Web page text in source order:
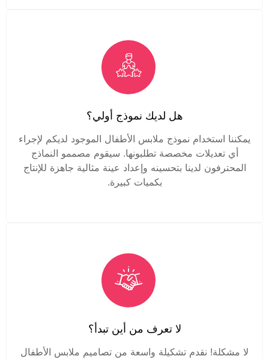
هل لديك نموذج أولي؟
يمكننا استخدام نموذج ملابس الأطفال الموجود لديكم لإجراء
أي تعديلات مخصصة تطلبونها. سيقوم مصممو النماذج
المحترفون لدينا بتحسينه وإعداد عينة مثالية جاهزة للإنتاج
بكميات كبيرة.
لا تعرف من أين تبدأ؟
لا مشكلة! نقدم تشكيلة واسعة من تصاميم ملابس الأطفال